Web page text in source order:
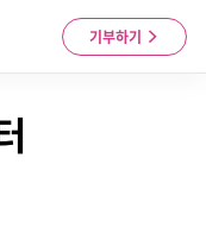
기부하기